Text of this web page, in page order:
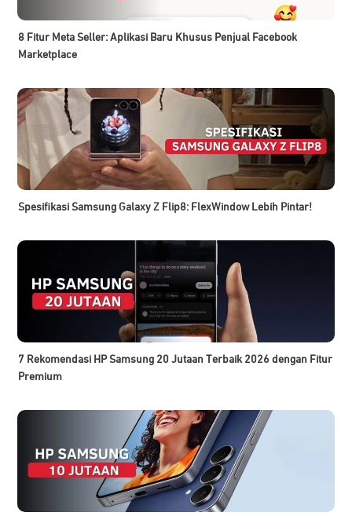
8 Fitur Meta Seller: Aplikasi Baru Khusus Penjual Facebook
Marketplace
Spesifikasi Samsung Galaxy Z Flip8: FlexWindow Lebih Pintar!
7 Rekomendasi HP Samsung 20 Jutaan Terbaik 2026 dengan Fitur
Premium